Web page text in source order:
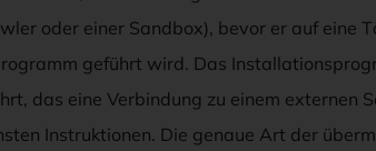
oder einer Sandbox), bevor er auf eine
geführt wird. Das
das eine Verbindung zu einem externen
Instruktionen. Die genaue Art der